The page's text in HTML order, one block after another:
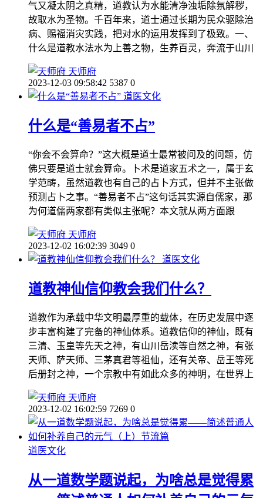
气又凝太阴之真精，道教认为水能清净浊垢除氛解秽，
故取水为圣物。千百年来，道士通过长期为民众驱除治
病、赐福消灾实践，把对水的运用发挥到了极致。一、
什么是道教水法水为上善之物，生养百灵，奔流于山川
天师府
2023-12-03 09:58:42 5387 0
道医文化
什么是“善易者不占”
“你会不会算命？”这大概是道士最常被问及的问题，仿
佛只要是道士就会算命。卜术是道家五术之一，属于玄
学范畴，虽然道教也有自己的占卜方式，但并不主张做
预测占卜之事。“善易者不占”这句话其实源自儒家，那
为何道儒两家都有类似主张呢？本文就从两方面跟
天师府
2023-12-02 16:02:39 3049 0
道医文化
道教神仙信仰教会我们什么？
道教作为承载中华文明最厚重的载体，在历史发展中逐
步丰富构建了完备的神仙体系。道教信仰的神仙，既有
三清、玉皇等先天之神，有山川岳渎等自然之神，有张
天师、萨天师、三茅真君等祖仙，还有关帝、岳王等死
后册封之神，一个宗教中有如此众多的神明，在世界上
天师府
2023-12-02 16:02:59 7269 0
道医文化
从一道数学题说起，为啥总是觉得累